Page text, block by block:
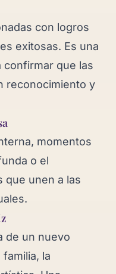
con logros
exitosas. Es una
confirmar que las
reconocimiento y
momentos
o el
que unen a las
de un nuevo
la